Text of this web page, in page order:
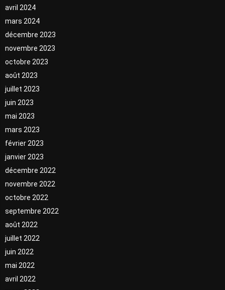
avril 2024
mars 2024
décembre 2023
novembre 2023
octobre 2023
août 2023
juillet 2023
juin 2023
mai 2023
mars 2023
février 2023
janvier 2023
décembre 2022
novembre 2022
octobre 2022
septembre 2022
août 2022
juillet 2022
juin 2022
mai 2022
avril 2022